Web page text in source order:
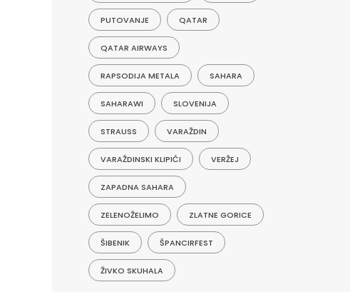
PUTOVANJE QATAR
QATAR AIRWAYS
RAPSODIJA METALA SAHARA
SAHARAWI SLOVENIJA
STRAUSS VARAŽDIN
VARAŽDINSKI KLIPIĆI VERŽEJ
ZAPADNA SAHARA
ZELENOŽELIMO ZLATNE GORICE
ŠIBENIK ŠPANCIRFEST
ŽIVKO SKUHALA